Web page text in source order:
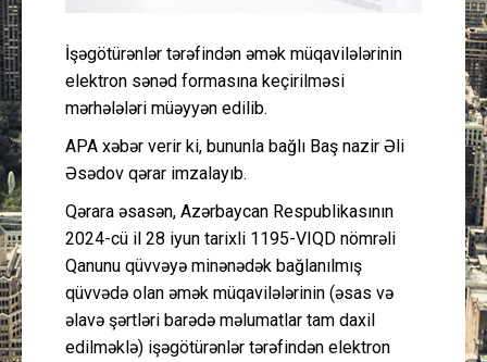
Cəmiyyət
İşəgötürənlər tərəfindən əmək müqavilələrinin
elektron sənəd formasına keçirilməsi
mərhələləri müəyyən edilib.
APA xəbər verir ki, bununla bağlı Baş nazir Əli
Əsədov qərar imzalayıb.
Qərara əsasən, Azərbaycan Respublikasının
2024-cü il 28 iyun tarixli 1195-VIQD nömrəli
Qanunu qüvvəyə minənədək bağlanılmış
qüvvədə olan əmək müqavilələrinin (əsas və
əlavə şərtləri barədə məlumatlar tam daxil
edilməklə) işəgötürənlər tərəfindən elektron